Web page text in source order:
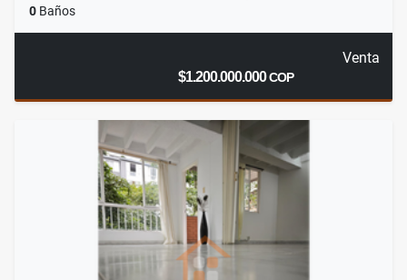
0 Baños
Venta
$1.200.000.000COP